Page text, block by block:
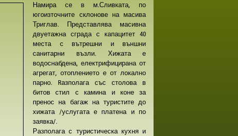
Намира се в м.Сливката, по
югоизточните склонове на масива
Триглав. Представлява масивна
двуетажна сграда с капацитет 40
места с вътрешни и външни
санитарни възли. Хижата е
водоснабдена, електрифицирана от
агрегат, отоплението е от локално
парно. Rазполага със столова в
битов стил с камина и коне за
пренос на багаж на туристите до
хижата /услугата е платена и по
заявка/.
Разполага с туристическа кухня и